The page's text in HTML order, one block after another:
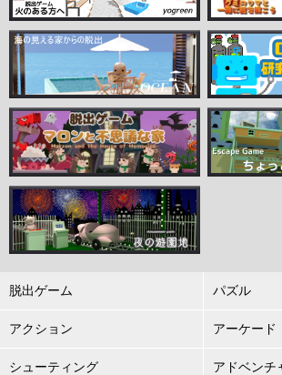
脱出ゲーム パズル
アクション アーケード
シューティング アドベンチ